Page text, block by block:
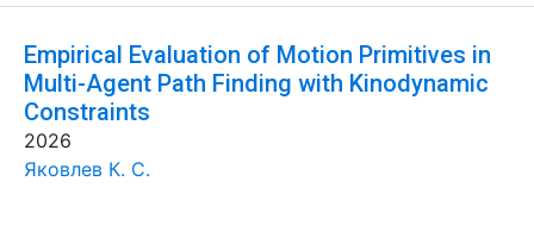
Empirical Evaluation of Motion Primitives in
Multi-Agent Path Finding with Kinodynamic
Constraints
2026
Яковлев К. С.